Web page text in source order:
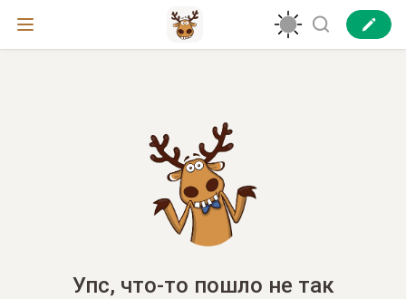
Упс, что-то пошло не так